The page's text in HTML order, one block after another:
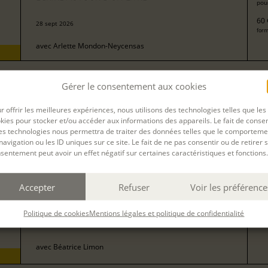
Gérer le consentement aux cookies
offrir les meilleures expériences, nous utilisons des technologies telles que les
pour stocker et/ou accéder aux informations des appareils. Le fait de
technologies nous permettra de traiter des données telles que le
ou les ID uniques sur ce site. Le fait de ne pas consentir ou de retirer
peut avoir un effet négatif sur certaines caractéristiques et fonctions.
Accepter Refuser Voir les
Politique de cookiesMentions légales et politique de confidentialité
28 sept 2026
avec Arlette Mondon-Neycensas
60
ÉCRIRE AUTOUR D'UN LIVRE
09 nov 2026
avecArlette Mondon-Neycensas
60 €
ÉCRIRE AUTOUR D'UN LIVRE
12 nov 2026
avec Béatrice Limon